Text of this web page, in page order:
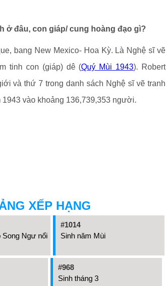
ở đâu, con giáp/ cung hoàng đạo gì?
bang New Mexico- Hoa Kỳ. Là Nghệ sĩ vẽ
tinh con (giáp) dê (Quý Mùi 1943). Robert
và thứ 7 trong danh sách Nghệ sĩ vẽ tranh
vào khoảng 136,739,353 người.
XẾP HẠNG
Song Ngư nổi
#1014
Sinh năm Mùi
#968
Sinh tháng 3